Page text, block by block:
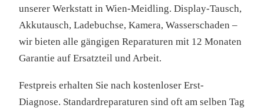
unserer Werkstatt in Wien-Meidling. Display-Tausch,
Akkutausch, Ladebuchse, Kamera, Wasserschaden –
wir bieten alle gängigen Reparaturen mit 12 Monaten
Garantie auf Ersatzteil und Arbeit.
Festpreis erhalten Sie nach kostenloser Erst-
Diagnose. Standardreparaturen sind oft am selben Tag